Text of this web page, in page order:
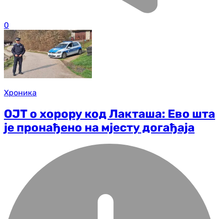
0
Хроника
ОЈТ о хорору код Лакташа: Ево шта
је пронађено на мјесту догађаја